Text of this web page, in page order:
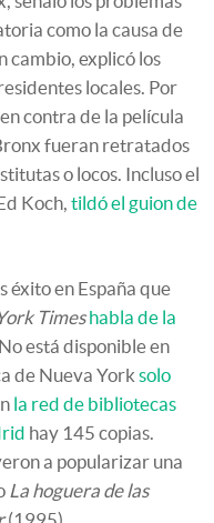
como la causa de
cambio, explicó los
locales. Por
en contra de la película
fueran retratados
o locos. Incluso el
Koch, tildó el guion de
éxito en España que
Times habla de la
está disponible en
de Nueva York solo
la red de bibliotecas
hay 145 copias.
a popularizar una
La hoguera de las